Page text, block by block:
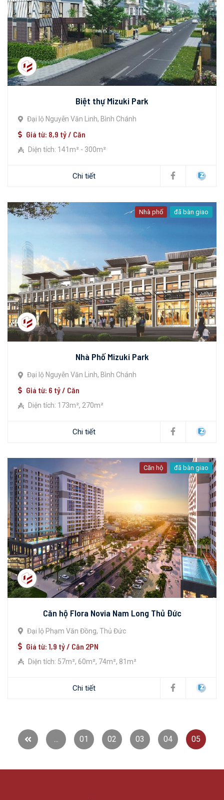
Biệt thự Mizuki Park
Đại lộ Nguyễn Văn Linh, Bình Chánh
Giá từ: 8,9 tỷ / Căn
Diện tích: 141m² - 300m²
Chi tiết
Nhà phố đã bàn giao
Nhà Phố Mizuki Park
Đại lộ Nguyễn Văn Linh, Bình Chánh
Giá từ: 6 tỷ / Căn
Diện tích: 173m², 270m²
Chi tiết
Căn hộ đã bàn giao
Căn hộ Flora Novia Nam Long Thủ Đức
Đại lộ Phạm Văn Đồng, Thủ Đức
Giá từ: 1,9 tỷ / Căn 2PN
Diện tích: 57m², 60m², 74m², 81m²
Chi tiết
01 02 03 04 05